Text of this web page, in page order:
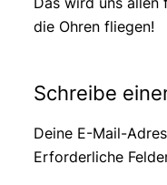
die Ohren fliegen!
Schreibe
Deine E-Mail-
Erforderliche